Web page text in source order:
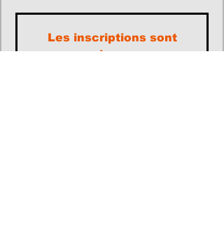
Les inscriptions sont
closes